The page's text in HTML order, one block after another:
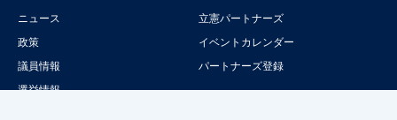
ニュース
政策
議員情報
選挙情報
立憲パートナーズ
イベントカレンダー
パートナーズ登録